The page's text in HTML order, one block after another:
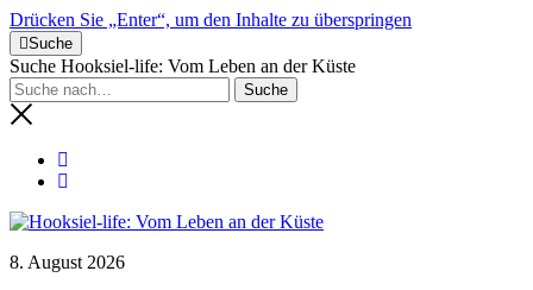
Drücken Sie „Enter“, um den Inhalte zu überspringen
Suche
Suche Hooksiel-life: Vom Leben an der Küste
8. August 2026